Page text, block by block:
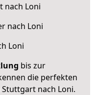
nach Loni
nach Loni
Loni
bis zur
die perfekten
nach Loni.